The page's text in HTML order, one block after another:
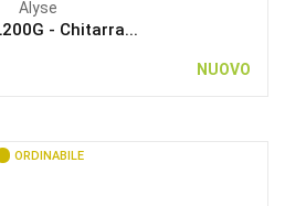
Alyse
- Chitarra...
NUOVO
ORDINABILE